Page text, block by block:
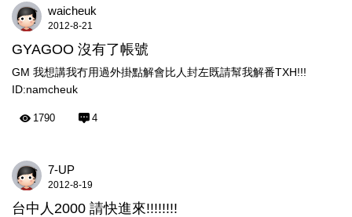
waicheuk
2012-8-21
GYAGOO 沒有了帳號
GM 我想講我冇用過外掛點解會比人封左既請幫我解番TXH!!!
ID:namcheuk
1790 4
7-UP
2012-8-19
台中人2000 請快進來!!!!!!!!